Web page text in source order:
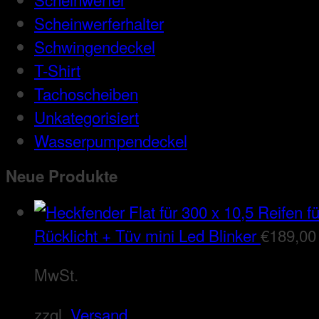
Scheinwerferhalter
Schwingendeckel
T-Shirt
Tachoscheiben
Unkategorisiert
Wasserpumpendeckel
Neue Produkte
Rücklicht + Tüv mini Led Blinker€189,00
MwSt.
zzgl. Versand